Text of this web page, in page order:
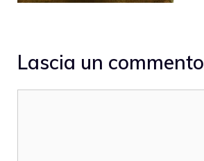
Lascia un commento